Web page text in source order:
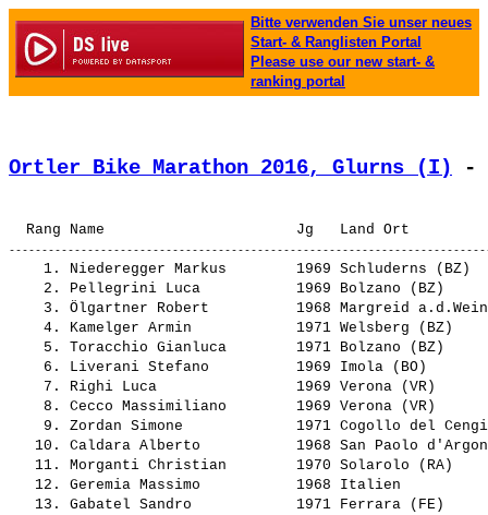
Bitte verwenden Sie unser neues
Start- & Ranglisten Portal
Please use our new start- &
ranking portal
Ortler Bike Marathon 2016, Glurns (I) -
    1.
Niederegger Markus
1969 Schluderns
    2.
Pellegrini Luca
1969 Bolzano (BZ)
    3.
Ölgartner Robert
1968 Margreid
    4.
Kamelger Armin
1971 Welsberg (BZ)
    5.
Toracchio Gianluca
1971 Bolzano
    6.
Liverani Stefano
1969 Imola (BO)
    7.
Righi Luca
1969 Verona (VR)
    8.
Cecco Massimiliano
1969 Verona (VR)
    9.
Zordan Simone
1971 Cogollo del
   10.
Caldara Alberto
1968 San Paolo
   11.
Morganti Christian
1970 Solarolo (RA)
   12.
Geremia Massimo
1968 Italien
   13.
Gabatel Sandro 1971 Ferrara (FE)